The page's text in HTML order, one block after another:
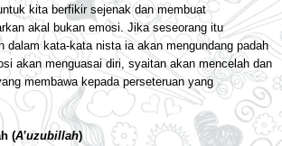
kita berfikir sejenak dan membuat
akal bukan emosi. Jika seseorang itu
dalam kata-kata nista ia akan mengundang padah
akan menguasai diri, syaitan akan mencelah dan
membawa kepada perseteruan yang
(A’uzubillah)